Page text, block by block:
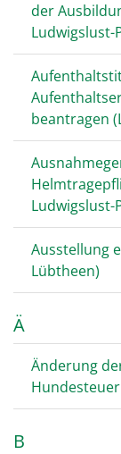
der
Ludwigslust-
beantragen
Ludwigslust-
Ausstellung
Lübtheen)
Ä
Änderung
B